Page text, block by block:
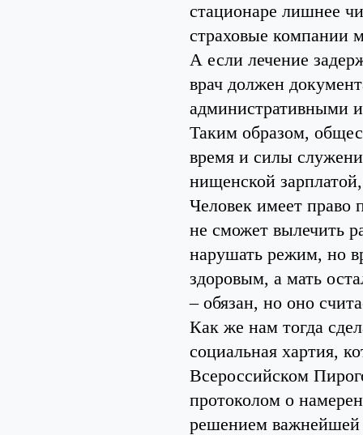
стационаре лишнее
страховые компании
А если лечение
врач должен
административными
Таким образом,
время и силы
нищенской
Человек имеет право
не сможет вылечить
нарушать режим, но
здоровым, а мать
– обязан, но оно
Как же нам тогда
социальная хартия,
Всероссийском
протоколом о
решением важнейшей